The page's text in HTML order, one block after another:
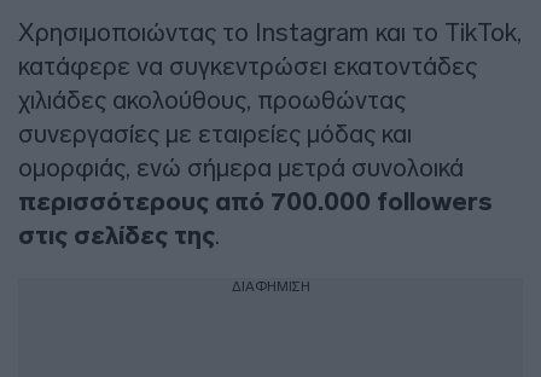
Χρησιμοποιώντας το Instagram και το TikTok,
κατάφερε να συγκεντρώσει εκατοντάδες
χιλιάδες ακολούθους, προωθώντας
συνεργασίες με εταιρείες μόδας και
ομορφιάς, ενώ σήμερα μετρά συνολοικά
περισσότερους από 700.000 followers
στις σελίδες της.
ΔΙΑΦΗΜΙΣΗ